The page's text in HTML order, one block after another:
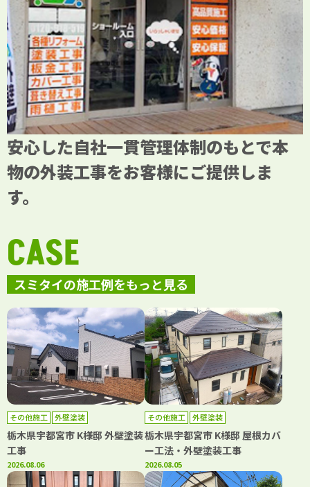
安心した自社一貫管理体制のもとで本
物の外装工事をお客様にご提供しま
す。
スミタイの施工例をもっと見る
CASE
その他施工 外壁塗装
栃木県宇都宮市 K様邸 外壁塗装
工事
2026.08.06
その他施工 外壁塗装
栃木県宇都宮市 K様邸 屋根カバ
ー工法・外壁塗装工事
2026.08.05